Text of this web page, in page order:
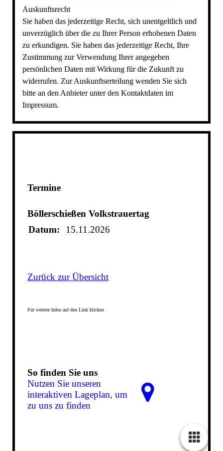
Auskunftsrecht
Sie haben das jederzeitige Recht, sich unentgeltlich und
unverzüglich über die zu Ihrer Person erhobenen Daten
zu erkundigen. Sie haben das jederzeitige Recht, Ihre
Zustimmung zur Verwendung Ihrer angegeben
persönlichen Daten mit Wirkung für die Zukunft zu
widerrufen. Zur Auskunftserteilung wenden Sie sich
bitte an den Anbieter unter den Kontaktdaten im
Impressum.
Termine
Böllerschießen Volkstrauertag
Datum:
15.11.2026
Zurück zur Übersicht
Für weitere Infos auf den Link klicken
So finden Sie uns
Nutzen Sie unseren
interaktiven La­ge­plan, um
zu uns zu finden